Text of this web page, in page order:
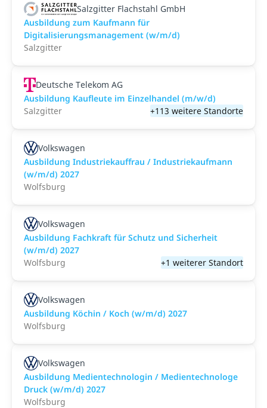
Salzgitter Flachstahl GmbH
Ausbildung zum Kaufmann für
Digitalisierungsmanagement (w/m/d)
Salzgitter
Deutsche Telekom AG
Ausbildung Kaufleute im Einzelhandel (m/w/d)
Salzgitter
+113 weitere Standorte
Volkswagen
Ausbildung Industriekauffrau / Industriekaufmann
(w/m/d) 2027
Wolfsburg
Volkswagen
Ausbildung Fachkraft für Schutz und Sicherheit
(w/m/d) 2027
Wolfsburg
+1 weiterer Standort
Volkswagen
Ausbildung Köchin / Koch (w/m/d) 2027
Wolfsburg
Volkswagen
Ausbildung Medientechnologin / Medientechnologe
Druck (w/m/d) 2027
Wolfsburg